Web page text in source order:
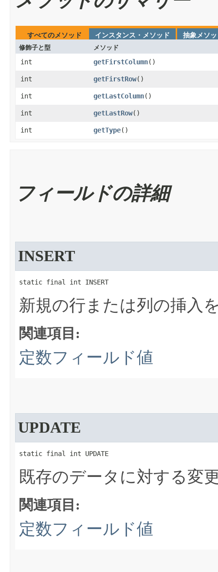
すべてのメソッド インスタンス・メソッド
抽象メソ
修飾子と型
メソッド
int getFirstColumn​()
int getFirstRow​()
int getLastColumn​()
int getLastRow​()
int getType​()
フィールドの詳細
INSERT
static final int INSERT
新規の行または列の挿入
関連項目:
定数フィールド値
UPDATE
static final int UPDATE
既存のデータに対する変
関連項目:
定数フィールド値